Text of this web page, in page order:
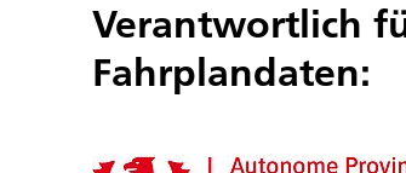
Verantwortlich
Fahrplandaten: